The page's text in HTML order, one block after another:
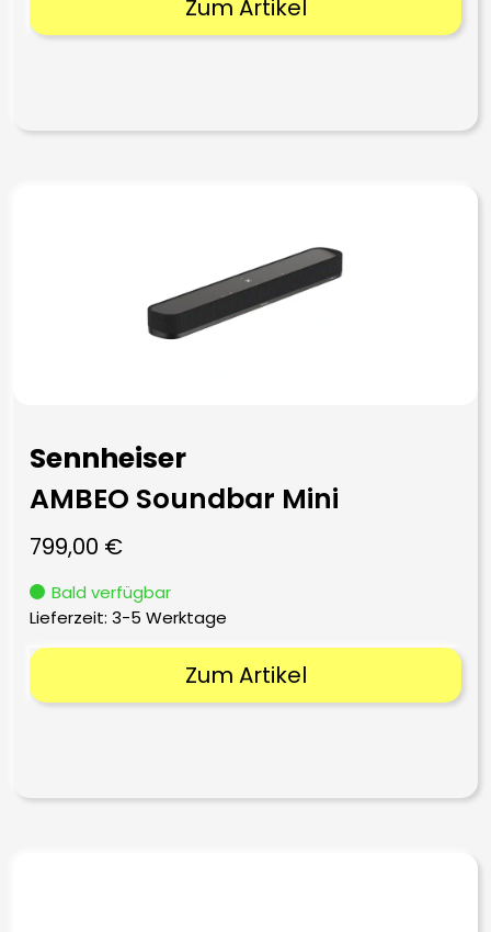
Zum Artikel
Sennheiser
AMBEO Soundbar Mini
799,00 €
Bald verfügbar
Lieferzeit: 3-5 Werktage
Zum Artikel